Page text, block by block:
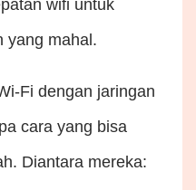
wifi untuk
yang mahal.
Fi dengan jaringan
cara yang bisa
Diantara mereka: